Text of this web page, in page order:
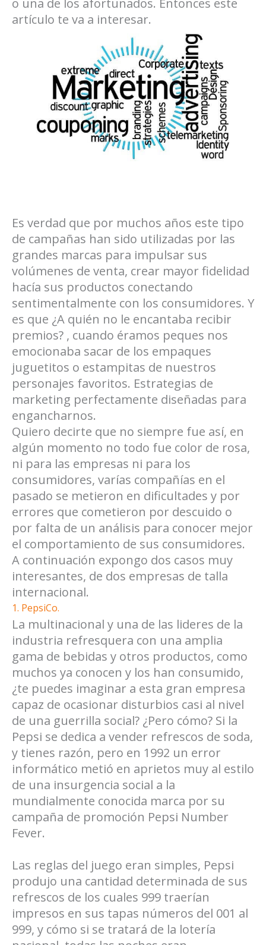
o una de los afortunados. Entonces este
artículo te va a interesar.
Es verdad que por muchos años este tipo
de campañas han sido utilizadas por las
grandes marcas para impulsar sus
volúmenes de venta, crear mayor fidelidad
hacía sus productos conectando
sentimentalmente con los consumidores. Y
es que ¿A quién no le encantaba recibir
premios? , cuando éramos peques nos
emocionaba sacar de los empaques
juguetitos o estampitas de nuestros
personajes favoritos. Estrategias de
marketing perfectamente diseñadas para
engancharnos.
Quiero decirte que no siempre fue así, en
algún momento no todo fue color de rosa,
ni para las empresas ni para los
consumidores, varías compañías en el
pasado se metieron en dificultades y por
errores que cometieron por descuido o
por falta de un análisis para conocer mejor
el comportamiento de sus consumidores.
A continuación expongo dos casos muy
interesantes, de dos empresas de talla
internacional.
1. PepsiCo.
La multinacional y una de las lideres de la
industria refresquera con una amplia
gama de bebidas y otros productos, como
muchos ya conocen y los han consumido,
¿te puedes imaginar a esta gran empresa
capaz de ocasionar disturbios casi al nivel
de una guerrilla social? ¿Pero cómo? Si la
Pepsi se dedica a vender refrescos de soda,
y tienes razón, pero en 1992 un error
informático metió en aprietos muy al estilo
de una insurgencia social a la
mundialmente conocida marca por su
campaña de promoción Pepsi Number
Fever.
Las reglas del juego eran simples, Pepsi
produjo una cantidad determinada de sus
refrescos de los cuales 999 traerían
impresos en sus tapas números del 001 al
999, y cómo si se tratará de la lotería